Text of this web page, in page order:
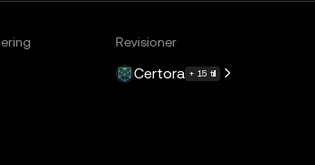
Revisioner
Certora + 15 till